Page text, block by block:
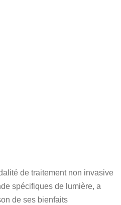
de traitement non invasive
spécifiques de lumière, a
de ses bienfaits